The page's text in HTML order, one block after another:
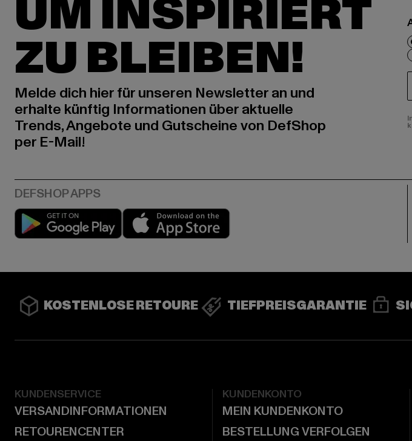
UM INSPIRIERT
ZU BLEIBEN!
Melde dich hier für unseren Newsletter an und
erhalte künftig Informationen über aktuelle
Trends, Angebote und Gutscheine von DefShop
per E-Mail!
Play market
KOSTENLOSE RETOURE TIEFPREISGARANTIE
KUNDENSERVICE
VERSANDINFORMATIONEN
RETOURENCENTER
KUNDENKONTO
MEIN KUNDENKONTO
BESTELLUNG VERFOLGEN